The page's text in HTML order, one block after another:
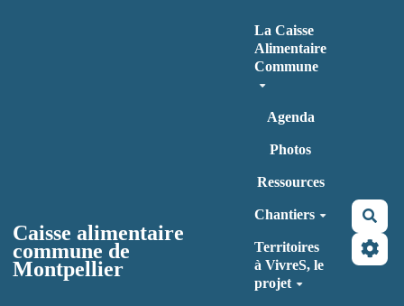
Caisse alimentaire
commune de
Montpellier
La Caisse
Alimentaire
Commune
Agenda
Photos
Ressources
Chantiers
Territoires
à VivreS, le
projet